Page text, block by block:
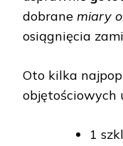
dobrane miary
osiągnięcia
Oto kilka
objętościowych
1